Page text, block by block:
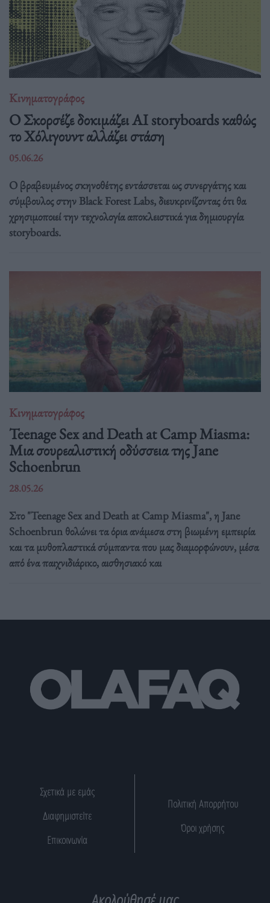
Κινηματογράφος
Ο Σκορσέζε δοκιμάζει AI storyboards καθώς
το Χόλιγουντ αλλάζει στάση
05.06.26
Ο βραβευμένος σκηνοθέτης εντάσσεται ως συνεργάτης και
σύμβουλος στην Black Forest Labs, διευκρινίζοντας ότι θα
χρησιμοποιεί την τεχνολογία αποκλειστικά για δημιουργία
storyboards.
Κινηματογράφος
Teenage Sex and Death at Camp Miasma:
Μια σουρεαλιστική οδύσσεια της Jane
Schoenbrun
28.05.26
Στο "Teenage Sex and Death at Camp Miasma", η Jane
Schoenbrun θολώνει τα όρια ανάμεσα στη βιωμένη εμπειρία
και τα μυθοπλαστικά σύμπαντα που μας διαμορφώνουν, μέσα
από ένα παιχνιδιάρικο, αισθησιακό και
Σχετικά με εμάς
Διαφημιστείτε
Επικοινωνία
Πολιτική Απορρήτου
Όροι χρήσης